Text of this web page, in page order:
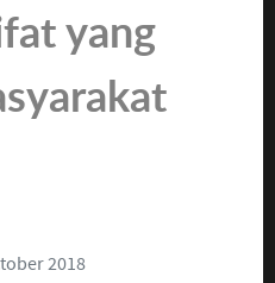
yang
2018